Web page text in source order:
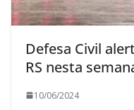
Defesa Civil
RS nesta
10/06/2024